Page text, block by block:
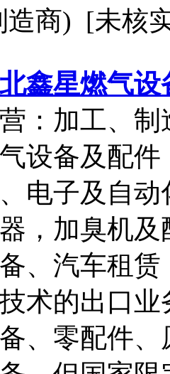
造商) [未核
鑫星燃气
：加工、
设备及配
电子及自
，加臭机
、汽车租
术的出口
、零配件